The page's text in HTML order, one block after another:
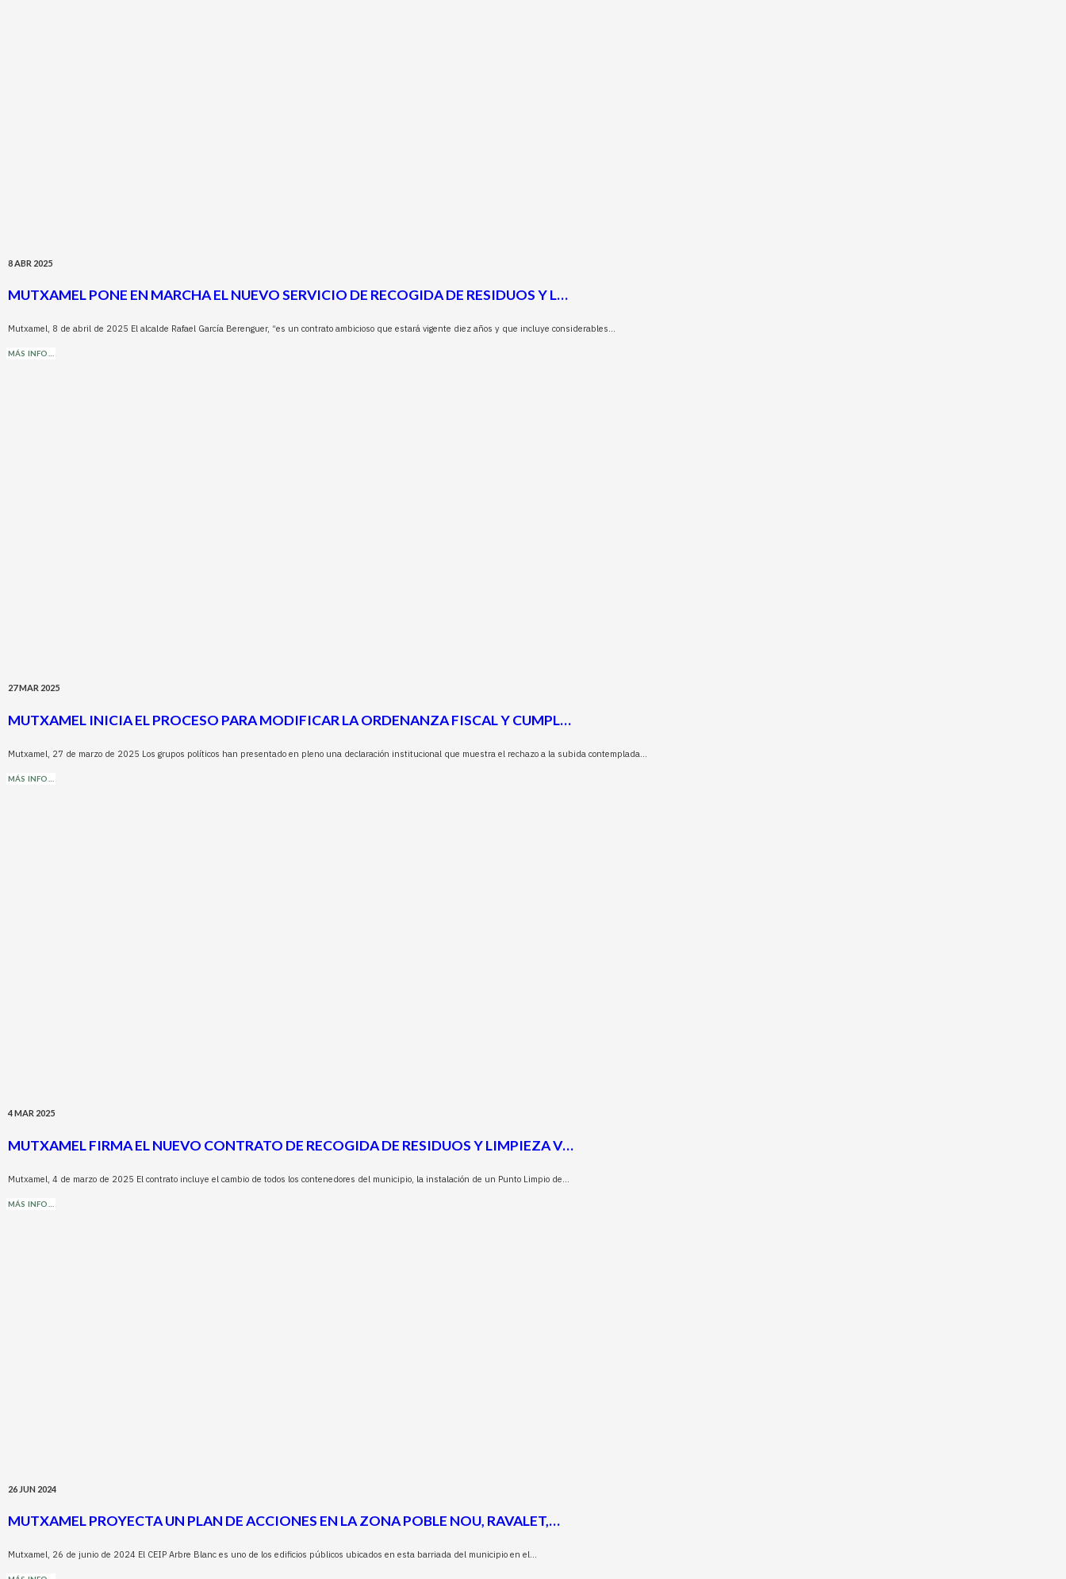
8 ABR 2025
MUTXAMEL PONE EN MARCHA EL NUEVO SERVICIO DE RECOGIDA DE RESIDUOS Y L…
Mutxamel, 8 de abril de 2025 El alcalde Rafael García Berenguer, “es un contrato ambicioso que estará vigente diez años y que incluye considerables…
MÁS INFO…
27 MAR 2025
MUTXAMEL INICIA EL PROCESO PARA MODIFICAR LA ORDENANZA FISCAL Y CUMPL…
Mutxamel, 27 de marzo de 2025 Los grupos políticos han presentado en pleno una declaración institucional que muestra el rechazo a la subida contemplada…
MÁS INFO…
4 MAR 2025
MUTXAMEL FIRMA EL NUEVO CONTRATO DE RECOGIDA DE RESIDUOS Y LIMPIEZA V…
Mutxamel, 4 de marzo de 2025 El contrato incluye el cambio de todos los contenedores del municipio, la instalación de un Punto Limpio de…
MÁS INFO…
26 JUN 2024
MUTXAMEL PROYECTA UN PLAN DE ACCIONES EN LA ZONA POBLE NOU, RAVALET,…
Mutxamel, 26 de junio de 2024 El CEIP Arbre Blanc es uno de los edificios públicos ubicados en esta barriada del municipio en el…